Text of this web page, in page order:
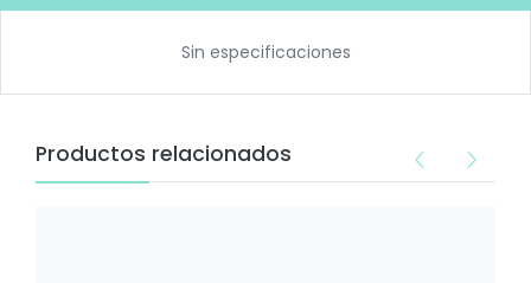
Sin especificaciones
Productos relacionados